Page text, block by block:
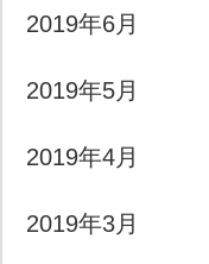
2019年6月
2019年5月
2019年4月
2019年3月